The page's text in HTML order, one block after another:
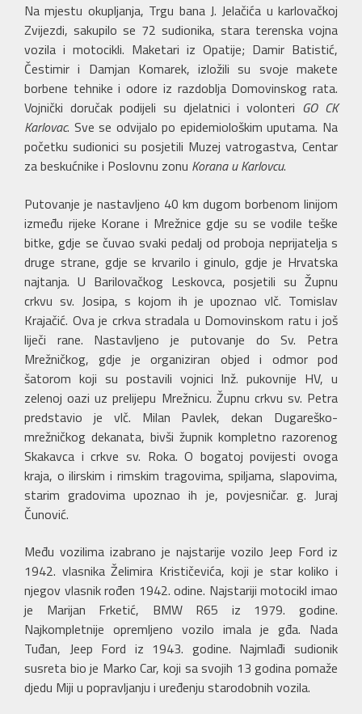
Na mjestu okupljanja, Trgu bana J. Jelačića u karlovačkoj
Zvijezdi, sakupilo se 72 sudionika, stara terenska vojna
vozila i motocikli. Maketari iz Opatije; Damir Batistić,
Čestimir i Damjan Komarek, izložili su svoje makete
borbene tehnike i odore iz razdoblja Domovinskog rata.
Vojnički doručak podijeli su djelatnici i volonteri GO CK
Karlovac. Sve se odvijalo po epidemiološkim uputama. Na
početku sudionici su posjetili Muzej vatrogastva, Centar
za beskućnike i Poslovnu zonu Korana u Karlovcu.
Putovanje je nastavljeno 40 km dugom borbenom linijom
između rijeke Korane i Mrežnice gdje su se vodile teške
bitke, gdje se čuvao svaki pedalj od proboja neprijatelja s
druge strane, gdje se krvarilo i ginulo, gdje je Hrvatska
najtanja. U Barilovačkog Leskovca, posjetili su Župnu
crkvu sv. Josipa, s kojom ih je upoznao vlč. Tomislav
Krajačić. Ova je crkva stradala u Domovinskom ratu i još
liječi rane. Nastavljeno je putovanje do Sv. Petra
Mrežničkog, gdje je organiziran objed i odmor pod
šatorom koji su postavili vojnici Inž. pukovnije HV, u
zelenoj oazi uz prelijepu Mrežnicu. Župnu crkvu sv. Petra
predstavio je vlč. Milan Pavlek, dekan Dugareško-
mrežničkog dekanata, bivši župnik kompletno razorenog
Skakavca i crkve sv. Roka. O bogatoj povijesti ovoga
kraja, o ilirskim i rimskim tragovima, spiljama, slapovima,
starim gradovima upoznao ih je, povjesničar. g. Juraj
Čunović.
Među vozilima izabrano je najstarije vozilo Jeep Ford iz
1942. vlasnika Želimira Krističevića, koji je star koliko i
njegov vlasnik rođen 1942. odine. Najstariji motocikl imao
je Marijan Frketić, BMW R65 iz 1979. godine.
Najkompletnije opremljeno vozilo imala je gđa. Nada
Tuđan, Jeep Ford iz 1943. godine. Najmlađi sudionik
susreta bio je Marko Car, koji sa svojih 13 godina pomaže
djedu Miji u popravljanju i uređenju starodobnih vozila.